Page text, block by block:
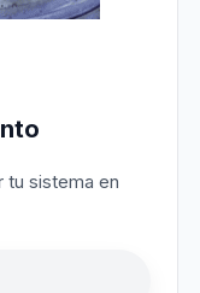
tu sistema en